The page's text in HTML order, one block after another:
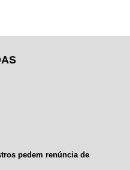
pedem renúncia de